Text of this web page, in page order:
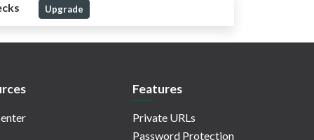
Upgrade
Features
Private URLs
Password Protection